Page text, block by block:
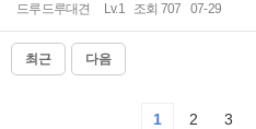
드루드루대견 Lv.1 조회 707 07-29
최근 다음
1 2 3